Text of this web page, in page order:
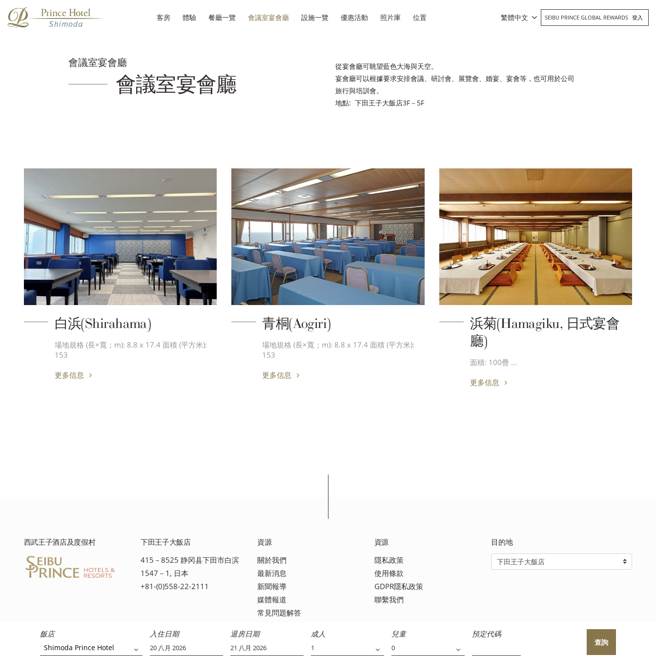
客房 體驗 餐廳一覽 會議室宴會廳 設施一覽 優惠活動 照片庫 位置 繁體中文 SEIBU PRINCE GLOBAL REWARDS 登入
飯店
Shimoda Prince Hotel
入住日期 退房日期 成人 兒童 預定代碼
查詢
會議室宴會廳
會議室宴會廳
從宴會廳可眺望藍色大海與天空。
宴會廳可以根據要求安排會議、研討會、展覽會、婚宴、宴會等，也可用於公司
旅行與培訓會。
地點: 下田王子大飯店3F－5F
白浜(Shirahama)
場地規格 (長×寬；m): 8.8 x 17.4 面積 (平方米):
153
更多信息
青桐(Aogiri)
場地規格 (長×寬；m): 8.8 x 17.4 面積 (平方米):
153
更多信息
浜菊(Hamagiku, 日式宴會
廳)
面積: 100疊 …
更多信息
西武王子酒店及度假村
下田王子大飯店
415－8525 静冈县下田市白滨
1547－1, 日本
+81-(0)558-22-2111
資源
關於我們
最新消息
新聞報導
媒體報道
常見問題解答
資源
隱私政策
使用條款
GDPR隱私政策
聯繫我們
目的地